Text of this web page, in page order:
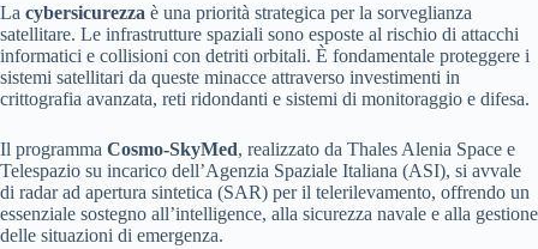
La cybersicurezza è una priorità strategica per la sorveglianza
satellitare. Le infrastrutture spaziali sono esposte al rischio di attacchi
informatici e collisioni con detriti orbitali. È fondamentale proteggere i
sistemi satellitari da queste minacce attraverso investimenti in
crittografia avanzata, reti ridondanti e sistemi di monitoraggio e difesa.
Il programma Cosmo-SkyMed, realizzato da Thales Alenia Space e
Telespazio su incarico dell’Agenzia Spaziale Italiana (ASI), si avvale
di radar ad apertura sintetica (SAR) per il telerilevamento, offrendo un
essenziale sostegno all’intelligence, alla sicurezza navale e alla gestione
delle situazioni di emergenza.